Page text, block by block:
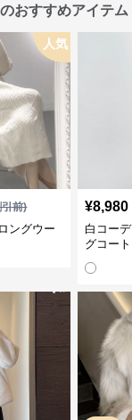
おすすめアイテム
人気
前)
ングウー
¥8,980
白コー
グコート